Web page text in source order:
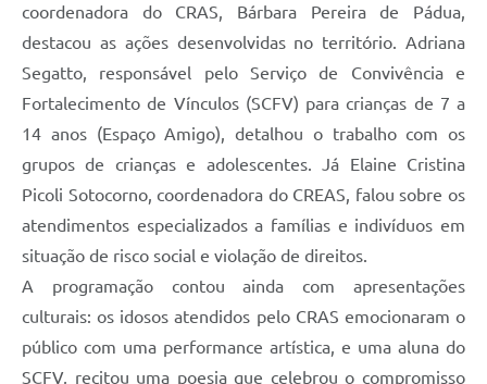
coordenadora do CRAS, Bárbara Pereira de Pádua,
destacou as ações desenvolvidas no território. Adriana
Segatto, responsável pelo Serviço de Convivência e
Fortalecimento de Vínculos (SCFV) para crianças de 7 a
14 anos (Espaço Amigo), detalhou o trabalho com os
grupos de crianças e adolescentes. Já Elaine Cristina
Picoli Sotocorno, coordenadora do CREAS, falou sobre os
atendimentos especializados a famílias e indivíduos em
situação de risco social e violação de direitos.
A programação contou ainda com apresentações
culturais: os idosos atendidos pelo CRAS emocionaram o
público com uma performance artística, e uma aluna do
SCFV, recitou uma poesia que celebrou o compromisso